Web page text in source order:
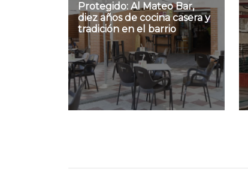
Protegido: Al Mateo Bar,
diez años de cocina casera y
tradición en el barrio